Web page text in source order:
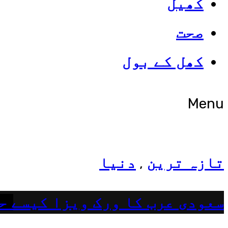
صحت
کھل کے بول
Menu
شوبز
ہانیہ عامر کی بہن ایشا
تازہ ترین , دنیا
سعودی عرب کا ورک ویزا کیسے